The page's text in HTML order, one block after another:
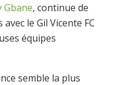
Gbane, continue de
le Gil Vicente FC
équipes
semble la plus